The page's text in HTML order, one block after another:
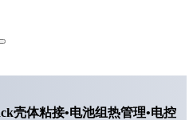
壳体粘接•电池组热管理•电控